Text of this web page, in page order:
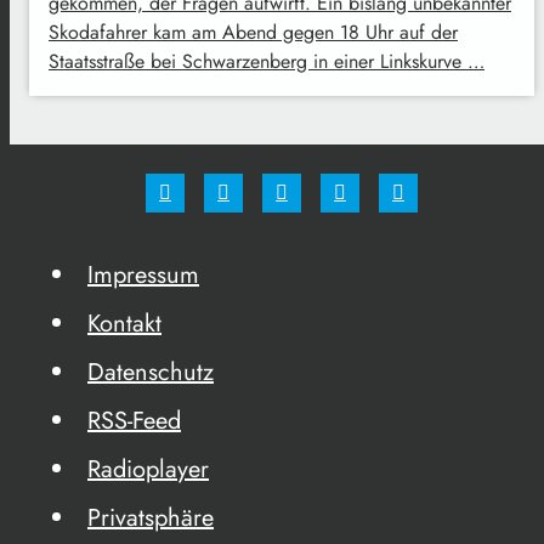
Skodafahrer kam am Abend gegen 18 Uhr auf der
Staatsstraße bei Schwarzenberg in einer Linkskurve …
Impressum
Kontakt
Datenschutz
RSS-Feed
Radioplayer
Privatsphäre